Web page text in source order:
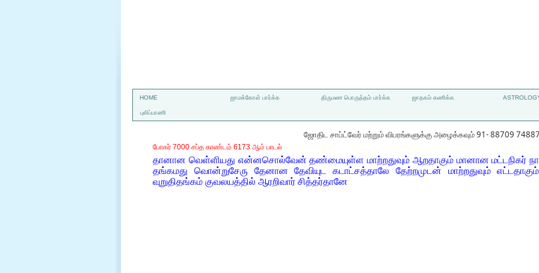
HOME ஜாமக்கோள் பார்க்க திருமண பொருத்தம் பார்க்க ஜாதகம் கணிக்க
புலிப்பாணி
ஜோதிட சாப்ட்வேர் மற்றும் விபரங்களுக்கு அழைக்கவும் 91- 88709
போகர் 7000 சப்த காண்டம் 6173 ஆம் பாடல்
தானான வெள்ளியது என்னசொல்வேன் தண்மையுள்ள மாற்றதுவும் ஆறதாகும் மானான மட்டநிகர்
தங்கமது வொன்றுசேரு தேனான தேவியுட கடாட்சத்தாலே தேற்றமுடன் மாற்றதுவும்
வுறுதிதங்கம் குவலயத்தில் ஆரறிவார் சித்தர்தானே